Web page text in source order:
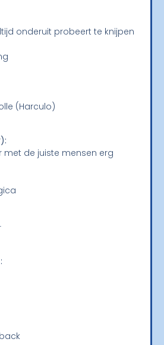
onderuit probeert te knijpen
(Harculo)
de juiste mensen erg